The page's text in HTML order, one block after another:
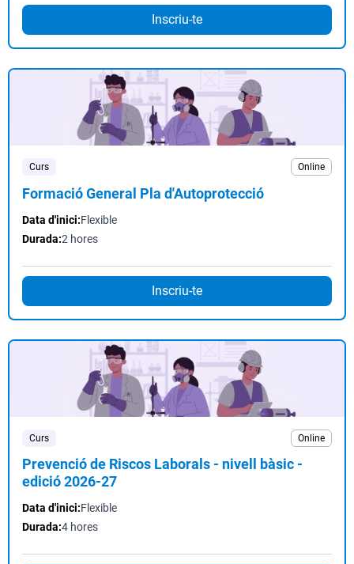
Inscriu-te
Curs Online
Formació General Pla d'Autoprotecció
Data d'inici:Flexible
Durada:2 hores
Inscriu-te
Curs Online
Prevenció de Riscos Laborals - nivell bàsic -
edició 2026-27
Data d'inici:Flexible
Durada:4 hores